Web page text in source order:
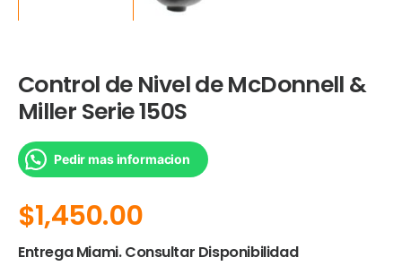
Control de Nivel de McDonnell &
Miller Serie 150S
Pedir mas informacion
$1,450.00
Entrega Miami. Consultar Disponibilidad